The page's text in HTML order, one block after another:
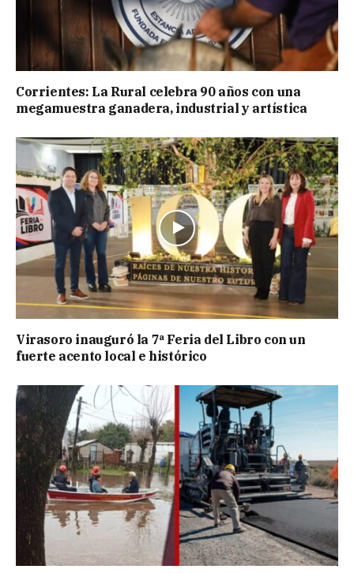
Corrientes: La Rural celebra 90 años con una
megamuestra ganadera, industrial y artística
Virasoro inauguró la 7ª Feria del Libro con un
fuerte acento local e histórico